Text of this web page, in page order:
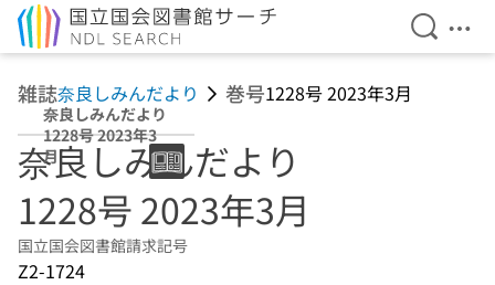
検索を
メ
雑誌奈良しみんだより 巻号1228号 2023年3月
奈良しみんだより
1228号 2023年3
月
奈良しみんだより
1228号 2023年3月
国立国会図書館請求記号
Z2-1724